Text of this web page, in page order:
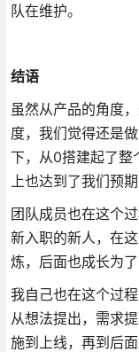
队在维护。
结语
虽然从产品的角度
度，我们觉得还是
下，从0搭建起了整
上也达到了我们预期
团队成员也在这个
新入职的新人，在
炼，后面也成长为了
我自己也在这个过
从想法提出，需求
施到上线，再到后